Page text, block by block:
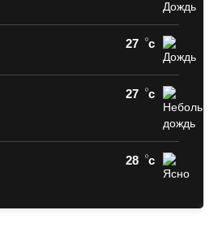
27 c
27 c
28 c